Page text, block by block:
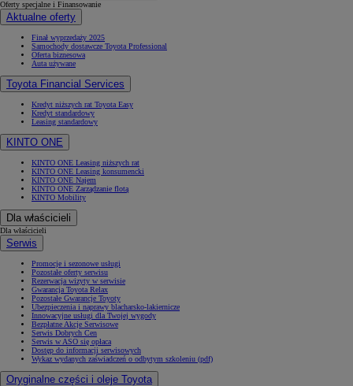
Oferty specjalne i Finansowanie
Aktualne oferty
Finał wyprzedaży 2025
Samochody dostawcze Toyota Professional
Oferta biznesowa
Auta używane
Toyota Financial Services
Kredyt niższych rat Toyota Easy
Kredyt standardowy
Leasing standardowy
KINTO ONE
KINTO ONE Leasing niższych rat
KINTO ONE Leasing konsumencki
KINTO ONE Najem
KINTO ONE Zarządzanie flotą
KINTO Mobility
Dla właścicieli
Dla właścicieli
Serwis
Promocje i sezonowe usługi
Pozostałe oferty serwisu
Rezerwacja wizyty w serwisie
Gwarancja Toyota Relax
Pozostałe Gwarancje Toyoty
Ubezpieczenia i naprawy blacharsko-lakiernicze
Innowacyjne usługi dla Twojej wygody
Bezpłatne Akcje Serwisowe
Serwis Dobrych Cen
Serwis w ASO się opłaca
Dostęp do informacji serwisowych
Wykaz wydanych zaświadczeń o odbytym szkoleniu (pdf)
Oryginalne części i oleje Toyota